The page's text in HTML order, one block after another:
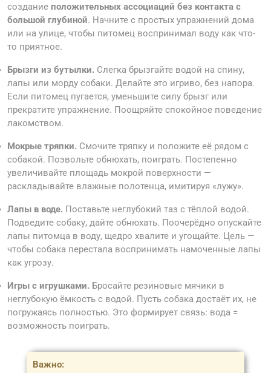
создание положительных ассоциаций без контакта с
большой глубиной. Начните с простых упражнений дома
или на улице, чтобы питомец воспринимал воду как что-
то приятное.
Брызги из бутылки. Слегка брызгайте водой на спину,
лапы или морду собаки. Делайте это игриво, без напора.
Если питомец пугается, уменьшите силу брызг или
прекратите упражнение. Поощряйте спокойное поведение
лакомством.
Мокрые тряпки. Смочите тряпку и положите её рядом с
собакой. Позвольте обнюхать, поиграть. Постепенно
увеличивайте площадь мокрой поверхности —
раскладывайте влажные полотенца, имитируя «лужу».
Лапы в воде. Поставьте неглубокий таз с тёплой водой.
Подведите собаку, дайте обнюхать. Поочерёдно опускайте
лапы питомца в воду, щедро хвалите и угощайте. Цель —
чтобы собака перестала воспринимать намоченные лапы
как угрозу.
Игры с игрушками. Бросайте резиновые мячики в
неглубокую ёмкость с водой. Пусть собака достаёт их, не
погружаясь полностью. Это формирует связь: вода =
возможность поиграть.
Важно: